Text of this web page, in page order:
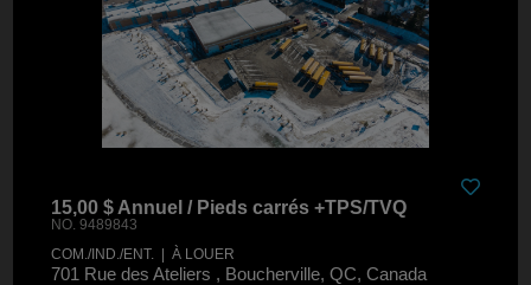
15,00 $ Annuel / Pieds carrés +TPS/TVQ
NO. 9489843
COM./IND./ENT. | À LOUER
701 Rue des Ateliers , Boucherville, QC, Canada